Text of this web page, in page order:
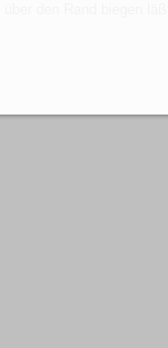
den Rand biegen